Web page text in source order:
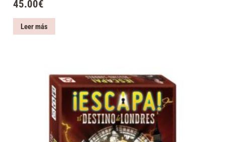
45.00€
Leer más